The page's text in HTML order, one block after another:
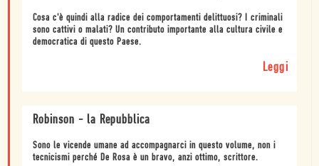
Cosa c'è quindi alla radice dei comportamenti delittuosi? I criminali
sono cattivi o malati? Un contributo importante alla cultura civile e
democratica di questo Paese.
Leggi
Robinson - la Repubblica
Sono le vicende umane ad accompagnarci in questo volume, non i
tecnicismi perché De Rosa è un bravo, anzi ottimo, scrittore.